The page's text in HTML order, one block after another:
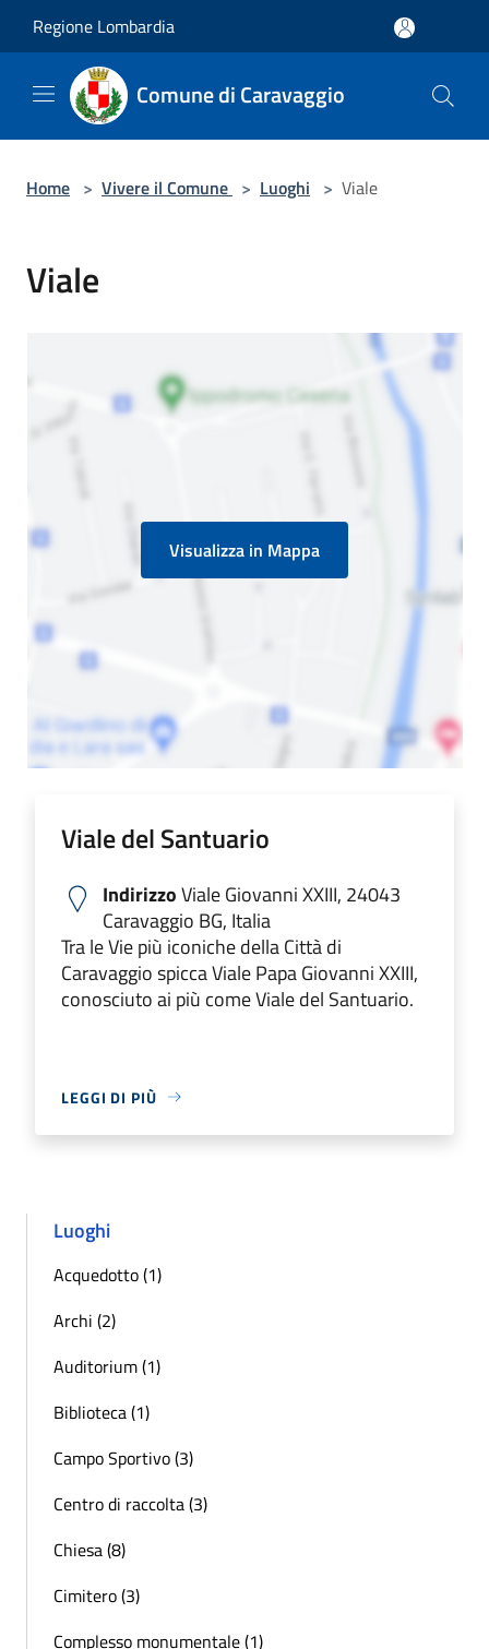
Regione Lombardia
Comune di Caravaggio
Home > Vivere il Comune > Luoghi > Viale
Viale
Visualizza in Mappa
Viale del Santuario
IndirizzoViale Giovanni XXIII, 24043
Caravaggio BG, Italia
Tra le Vie più iconiche della Città di
Caravaggio spicca Viale Papa Giovanni XXIII,
conosciuto ai più come Viale del Santuario.
LEGGI DI PIÙ
Luoghi
Acquedotto (1)
Archi (2)
Auditorium (1)
Biblioteca (1)
Campo Sportivo (3)
Centro di raccolta (3)
Chiesa (8)
Cimitero (3)
Complesso monumentale (1)